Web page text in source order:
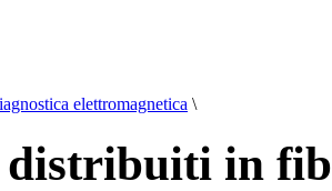
elettromagnetica \
distribuiti in